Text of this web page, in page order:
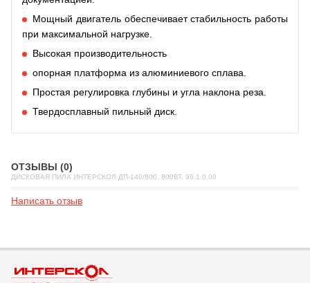
Мощный двигатель обеспечивает стабильность работы
при максимальной нагрузке.
Высокая производительность
опорная платформа из алюминиевого сплава.
Простая регулировка глубины и угла наклона реза.
Твердосплавный пильный диск.
ОТЗЫВЫ (0)
ДИСКОВАЯ ПИЛА ИНТЕРСКОЛ ДП-140/800, 800ВТ, 95.1.0.00
Написать отзыв